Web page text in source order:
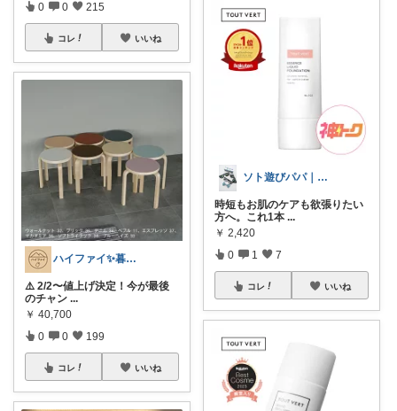
0 0 215
コレ いいね
ハイファイ✨暮らしのノイズを減らす
⚠️ 2/2〜値上げ決定！今が最後
のチャン ...
￥ 40,700
0 0 199
コレ いいね
ソト遊びパパ｜旅と酒と、整う暮らし
時短もお肌のケアも欲張りたい
方へ。これ1本 ...
￥ 2,420
0 1 7
コレ いいね